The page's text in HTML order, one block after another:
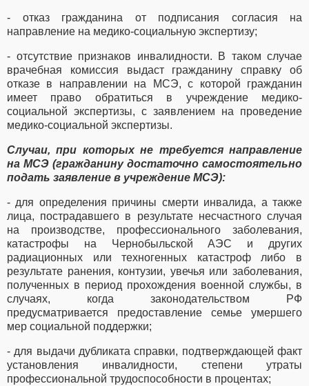
- отказ гражданина от подписания согласия на
направление на медико-социальную экспертизу;
- отсутствие признаков инвалидности. В таком случае
врачебная комиссия выдаст гражданину справку об
отказе в направлении на МСЭ, с которой гражданин
имеет право обратиться в учреждение медико-
социальной экспертизы, с заявлением на проведение
медико-социальной экспертизы.
Случаи, при которых не требуется направление
на МСЭ (гражданину достаточно самостоятельно
подать заявление в учреждение МСЭ):
- для определения причины смерти инвалида, а также
лица, пострадавшего в результате несчастного случая
на производстве, профессионального заболевания,
катастрофы на Чернобыльской АЭС и других
радиационных или техногенных катастроф либо в
результате ранения, контузии, увечья или заболевания,
полученных в период прохождения военной службы, в
случаях, когда законодательством РФ
предусматривается предоставление семье умершего
мер социальной поддержки;
- для выдачи дубликата справки, подтверждающей факт
установления инвалидности, степени утраты
профессиональной трудоспособности в процентах;